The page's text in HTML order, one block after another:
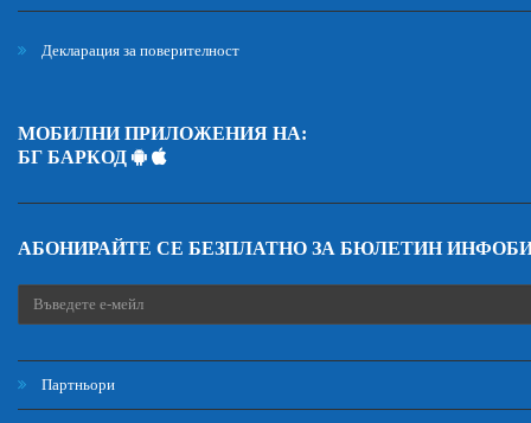
Декларация за поверителност
МОБИЛНИ ПРИЛОЖЕНИЯ НА:
БГ БАРКОД
АБОНИРАЙТЕ СЕ БЕЗПЛАТНО ЗА БЮЛЕТИН
Партньори